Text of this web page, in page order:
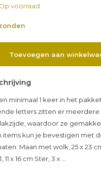
Op voorraad
Toevoegen aan
minimaal 1 keer in het
letters zitten er meerdere
waardoor ze
items kun je bevestigen met
Maan met wolk, 25 x 23 cm
11 x 16 cm Ster, 3 x ...